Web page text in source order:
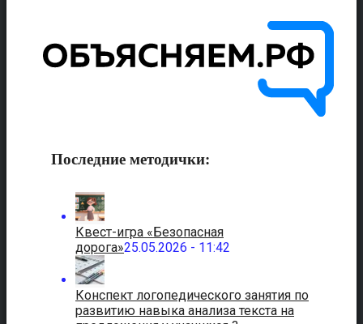
Последние методички:
Квест-игра «Безопасная
дорога»25.05.2026 - 11:42
Конспект логопедического занятия по
развитию навыка анализа текста на